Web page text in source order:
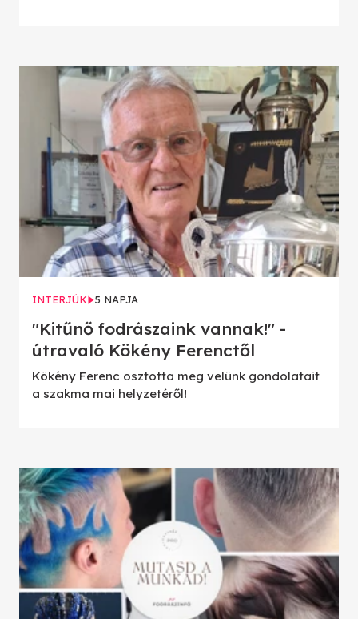
INTERJÚK 5 NAPJA
"Kitűnő fodrászaink vannak!" -
útravaló Kökény Ferenctől
Kökény Ferenc osztotta meg velünk gondolatait
a szakma mai helyzetéről!